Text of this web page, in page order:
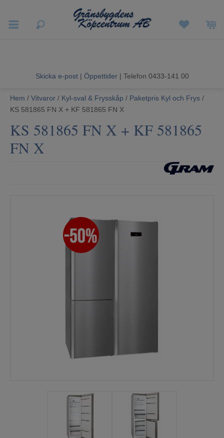
Sommarrea
Vitvaror
Skicka e-post | Öppettider| Telefon 0433-141 00
Hem / Vitvaror / Kyl-sval & Frysskåp / Paketpris Kyl och Frys /
KS 581865 FN X + KF 581865 FN X
KS 581865 FN X + KF 581865
FN X